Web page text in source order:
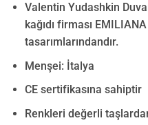
Valentin Yudashkin
kağıdı firması
tasarımlarındandır.
Menşei: İtalya
CE sertifikasına sahiptir
Renkleri değerli